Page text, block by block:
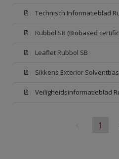
Technisch Informatieblad
Rubbol SB (Biobased
Leaflet Rubbol SB
Veiligheidsinformatieblad
1